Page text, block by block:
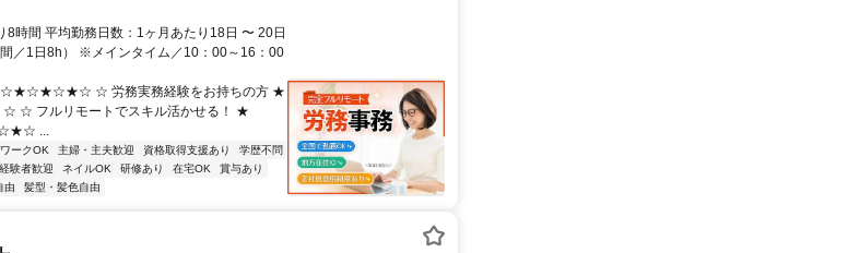
時間 平均勤務日数：1ヶ月あたり18日 〜 20日
／1日8h） ※メインタイム／10：00～16：00
☆ 労務実務経験をお持ちの方 ★
☆ ☆ フルリモートでスキル活かせる！ ★
...
ークOK 主婦・主夫歓迎 資格取得支援あり
学歴不問
経験者歓迎 ネイルOK 研修あり 在宅OK
賞与あり
由 髪型・髪色自由